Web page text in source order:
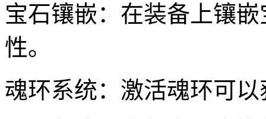
宝石镶嵌：在装备上镶
性。
魂环系统：激活魂环可